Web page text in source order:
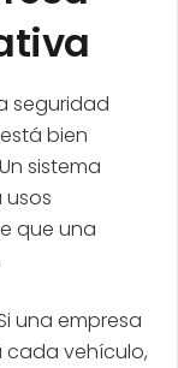
seguridad
bien
sistema
usos
que una
una empresa
cada vehículo,